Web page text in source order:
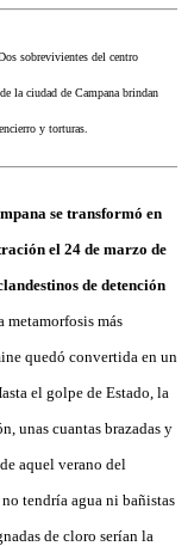
sobrevivientes del centro
la ciudad de Campana brindan
y torturas.
se transformó en
el 24 de marzo de
de detención
más
quedó convertida en un
el golpe de Estado, la
unas cuantas brazadas y
aquel verano del
tendría agua ni bañistas
de cloro serían la